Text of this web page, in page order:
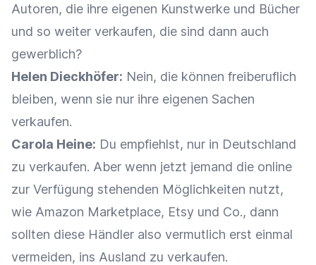
Autoren, die ihre eigenen Kunstwerke und Bücher
und so weiter verkaufen, die sind dann auch
gewerblich?
Helen Dieckhöfer: Nein, die können freiberuflich
bleiben, wenn sie nur ihre eigenen Sachen
verkaufen.
Carola Heine: Du empfiehlst, nur in Deutschland
zu verkaufen. Aber wenn jetzt jemand die online
zur Verfügung stehenden Möglichkeiten nutzt,
wie Amazon Marketplace, Etsy und Co., dann
sollten diese Händler also vermutlich erst einmal
vermeiden, ins Ausland zu verkaufen.